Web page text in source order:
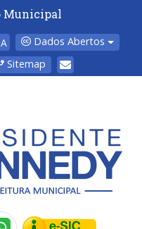
Municipal
Dados Abertos
Sitemap